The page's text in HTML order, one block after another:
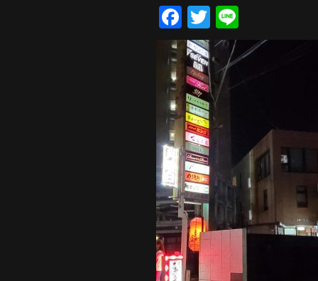
F
a
c
e
b
o
o
k
T
w
itt
er
n
e